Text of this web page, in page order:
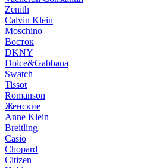
Zenith
Calvin Klein
Moschino
Восток
DKNY
Dolce&Gabbana
Swatch
Tissot
Romanson
Женские
Anne Klein
Breitling
Casio
Chopard
Citizen